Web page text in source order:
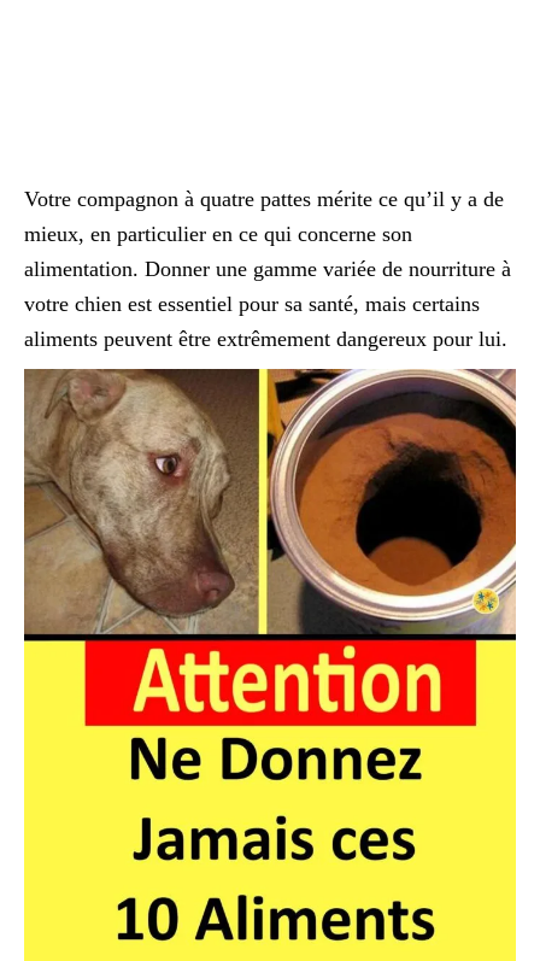
Votre compagnon à quatre pattes mérite ce qu’il y a de
mieux, en particulier en ce qui concerne son
alimentation. Donner une gamme variée de nourriture à
votre chien est essentiel pour sa santé, mais certains
aliments peuvent être extrêmement dangereux pour lui.